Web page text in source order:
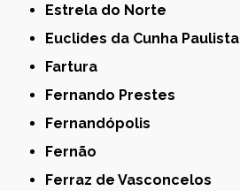
Estrela do Norte
Euclides da Cunha Paulista
Fartura
Fernando Prestes
Fernandópolis
Fernão
Ferraz de Vasconcelos